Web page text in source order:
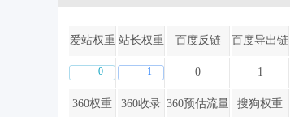
爱站权重 站长权重 百度反链 百度导出链
0 1 0 1
360权重 360收录 360预估流量 搜狗权重